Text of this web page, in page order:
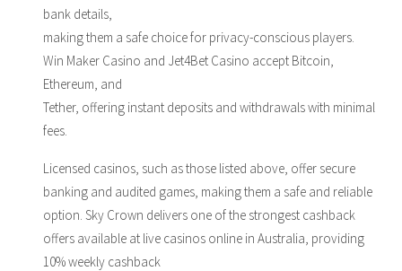
bank details,
making them a safe choice for privacy-conscious players.
Win Maker Casino and Jet4Bet Casino accept Bitcoin,
Ethereum, and
Tether, offering instant deposits and withdrawals with minimal
fees.
Licensed casinos, such as those listed above, offer secure
banking and audited games, making them a safe and reliable
option. Sky Crown delivers one of the strongest cashback
offers available at live casinos online in Australia, providing
10% weekly cashback